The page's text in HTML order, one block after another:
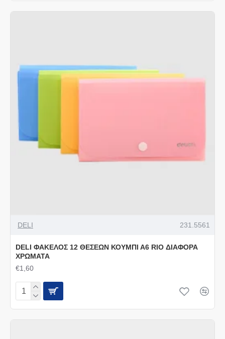
DELI 231.5561
DELI ΦΑΚΕΛΟΣ 12 ΘΕΣΕΩΝ ΚΟΥΜΠΙ Α6 RIO ΔΙΑΦΟΡΑ
ΧΡΩΜΑΤΑ
€1,60